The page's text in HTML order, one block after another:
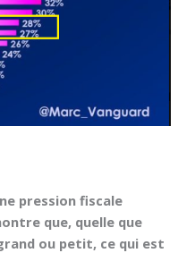
pression fiscale
que, quelle que
ou petit, ce qui est